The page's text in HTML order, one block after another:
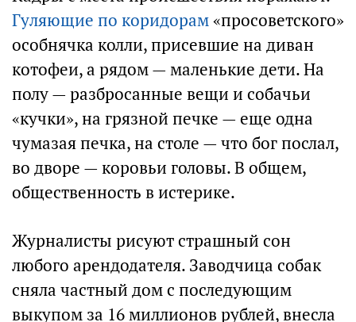
Гуляющие по коридорам«просоветского»
особнячка колли, присевшие на диван
котофеи, а рядом — маленькие дети. На
полу — разбросанные вещи и собачьи
«кучки», на грязной печке — еще одна
чумазая печка, на столе — что бог послал,
во дворе — коровьи головы. В общем,
общественность в истерике.
Журналисты рисуют страшный сон
любого арендодателя. Заводчица собак
сняла частный дом с последующим
выкупом за 16 миллионов рублей, внесла